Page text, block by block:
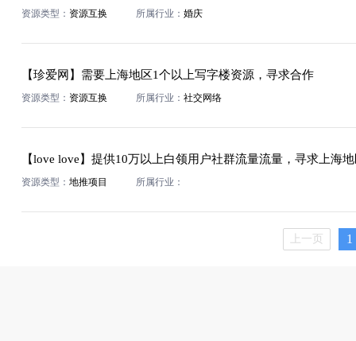
资源类型： 资源互换 所属行业： 婚庆
【珍爱网】需要上海地区1个以上写字楼资源，寻求合作
资源类型： 资源互换 所属行业： 社交网络
资源类型： 地推项目 所属行业：
上一页 1